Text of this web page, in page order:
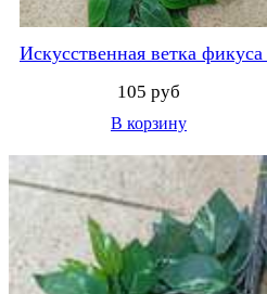
Искусственная ветка фикуса
105 руб
В корзину